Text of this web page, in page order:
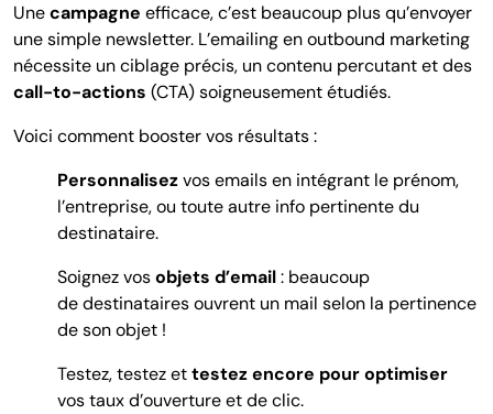
Unecampagne efficace, c’est beaucoup plus qu’envoyer
une simple newsletter. L’emailing en outbound marketing
nécessite un ciblage précis, un contenu percutant et des
call-to-actions (CTA) soigneusement étudiés.
Voici comment booster vos résultats :
Personnalisezvos emails en intégrant le prénom,
l’entreprise, ou toute autre info pertinente du
destinataire.
Soignez vosobjets d’email: beaucoup
de destinataires ouvrent un mail selon la pertinence
de son objet !
Testez, testez ettestez encore pour optimiser
vos taux d’ouverture et de clic.